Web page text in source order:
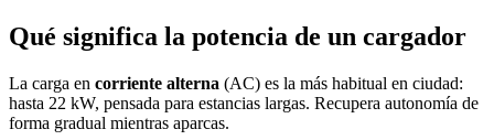
Qué significa la potencia de un cargador
La carga en corriente alterna (AC) es la más habitual en ciudad:
hasta 22 kW, pensada para estancias largas. Recupera autonomía de
forma gradual mientras aparcas.